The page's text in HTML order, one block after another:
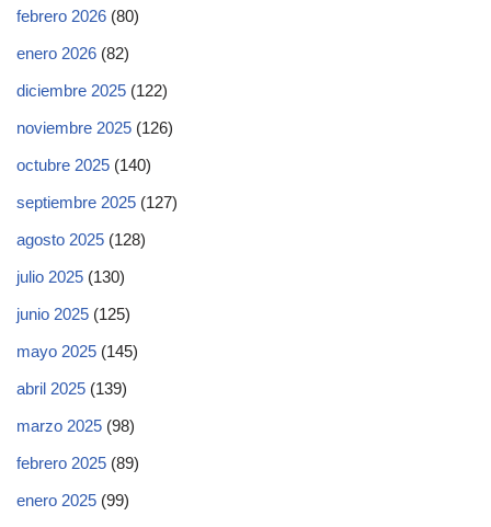
febrero 2026 (80)
enero 2026 (82)
diciembre 2025 (122)
noviembre 2025 (126)
octubre 2025 (140)
septiembre 2025 (127)
agosto 2025 (128)
julio 2025 (130)
junio 2025 (125)
mayo 2025 (145)
abril 2025 (139)
marzo 2025 (98)
febrero 2025 (89)
enero 2025 (99)